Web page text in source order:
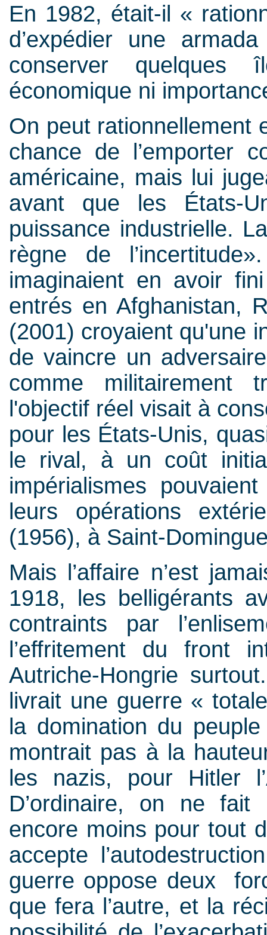
En 1982, était-il «
d’expédier une
conserver quelques
économique ni
On peut rationnellement
chance de l’emporter
américaine, mais lui
avant que les États-
puissance industrielle.
règne de
imaginaient en avoir
entrés en Afghanistan,
(2001) croyaient qu'une
de vaincre un
comme militairement
l'objectif réel visait à
pour les États-Unis,
le rival, à un coût
impérialismes
leurs opérations
(1956), à Saint-
Mais l’affaire n’est
1918, les belligérants
contraints par
l’effritement du front
Autriche-Hongrie
livrait une guerre «
la domination du
montrait pas à la
les nazis, pour Hitler
D’ordinaire, on ne
encore moins pour tout
accepte
guerre oppose deux
que fera l’autre, et la